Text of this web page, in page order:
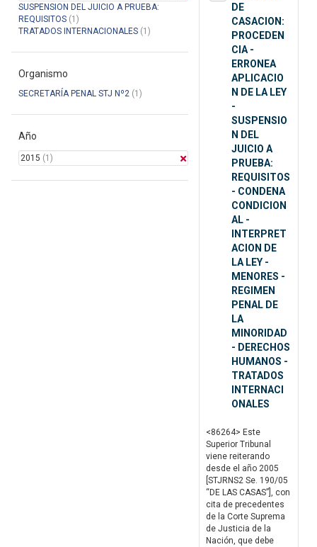
SUSPENSION DEL JUICIO A PRUEBA:
REQUISITOS (1)
TRATADOS INTERNACIONALES (1)
Organismo
SECRETARÍA PENAL STJ Nº2 (1)
Año
2015 (1)
DE
CASACION:
PROCEDEN
CIA -
ERRONEA
APLICACIO
N DE LA LEY
-
SUSPENSIO
N DEL
JUICIO A
PRUEBA:
REQUISITOS
- CONDENA
CONDICION
AL -
INTERPRET
ACION DE
LA LEY -
MENORES -
REGIMEN
PENAL DE
LA
MINORIDAD
- DERECHOS
HUMANOS -
TRATADOS
INTERNACI
ONALES
<86264> Este
Superior Tribunal
viene reiterando
desde el año 2005
[STJRNS2 Se. 190/05
“DE LAS CASAS”], con
cita de precedentes
de la Corte Suprema
de Justicia de la
Nación, que debe